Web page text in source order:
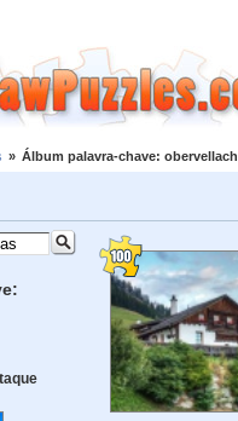
» Álbum palavra-chave: obervellach